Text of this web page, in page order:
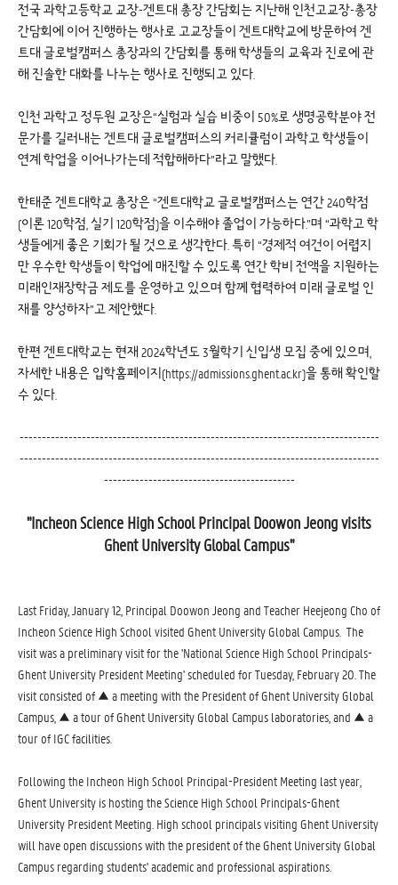
전국 과학고등학교 교장-겐트대 총장 간담회는 지난해 인천고교장-총장
간담회에 이어 진행하는 행사로 고교장들이 겐트대학교에 방문하여 겐
트대 글로벌캠퍼스 총장과의 간담회를 통해 학생들의 교육과 진로에 관
해 진솔한 대화를 나누는 행사로 진행되고 있다.
인천 과학고 정두원 교장은“실험과 실습 비중이 50%로 생명공학분야 전
문가를 길러내는 겐트대 글로벌캠퍼스의 커리큘럼이 과학고 학생들이
연계 학업을 이어나가는데 적합해하다”라고 말했다.
한태준 겐트대학교 총장은 “겐트대학교 글로벌캠퍼스는 연간 240학점
(이론 120학점, 실기 120학점)을 이수해야 졸업이 가능하다.”며 “과학고 학
생들에게 좋은 기회가 될 것으로 생각한다. 특히 “경제적 여건이 어렵지
만 우수한 학생들이 학업에 매진할 수 있도록 연간 학비 전액을 지원하는
미래인재장학금 제도를 운영하고 있으며 함께 협력하여 미래 글로벌 인
재를 양성하자”고 제안했다.
한편 겐트대학교는 현재 2024학년도 3월학기 신입생 모집 중에 있으며,
자세한 내용은 입학홈페이지(https://admissions.ghent.ac.kr)을 통해 확인할
수 있다.
---------------------------------------------------------------------------------
---------------------------------------------------------------------------------
-------------------------------------------
"Incheon Science High School Principal Doowon Jeong visits
Ghent University Global Campus"
Last Friday, January 12, Principal Doowon Jeong and Teacher Heejeong Cho of
Incheon Science High School visited Ghent University Global Campus. The
visit was a preliminary visit for the 'National Science High School Principals-
Ghent University President Meeting' scheduled for Tuesday, February 20. The
visit consisted of ▲ a meeting with the President of Ghent University Global
Campus, ▲ a tour of Ghent University Global Campus laboratories, and ▲ a
tour of IGC facilities.
Following the Incheon High School Principal-President Meeting last year,
Ghent University is hosting the Science High School Principals-Ghent
University President Meeting. High school principals visiting Ghent University
will have open discussions with the president of the Ghent University Global
Campus regarding students' academic and professional aspirations.